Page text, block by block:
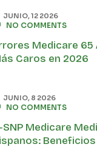
JUNIO, 12 2026
NO COMMENTS
Medicare 65
Caros en 2026
JUNIO, 8 2026
NO COMMENTS
SNP Medicare
Beneficios